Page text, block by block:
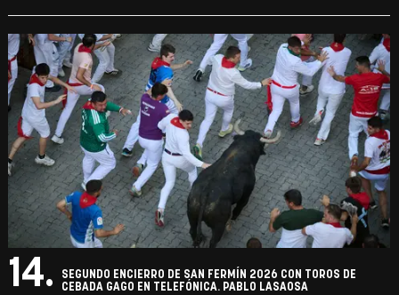
14.
SEGUNDO ENCIERRO DE SAN FERMÍN 2026 CON TOROS DE
CEBADA GAGO EN TELEFÓNICA. PABLO LASAOSA